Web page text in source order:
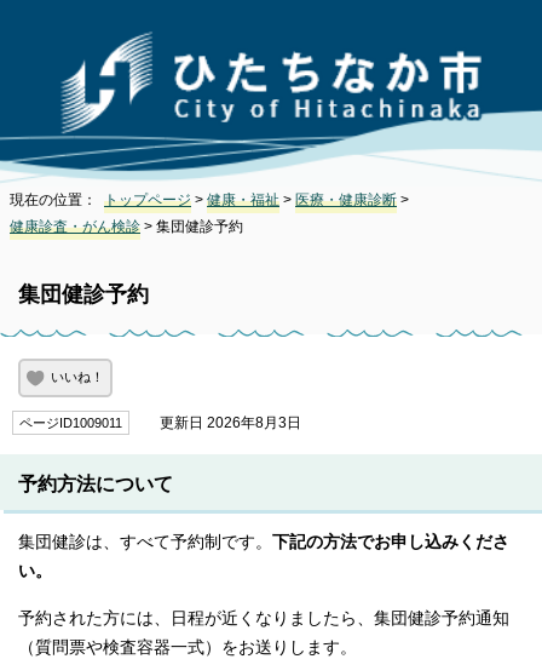
現在の位置： トップページ > 健康・福祉 > 医療・健康診断 >
健康診査・がん検診 > 集団健診予約
集団健診予約
いいね！
ページID1009011 更新日 2026年8月3日
予約方法について
集団健診は、すべて予約制です 。 下記の方法でお申し込みくださ
い。
予約された方には、日程が近くなりましたら、集団健診予約通知
（質問票や検査容器一式）をお送りします。